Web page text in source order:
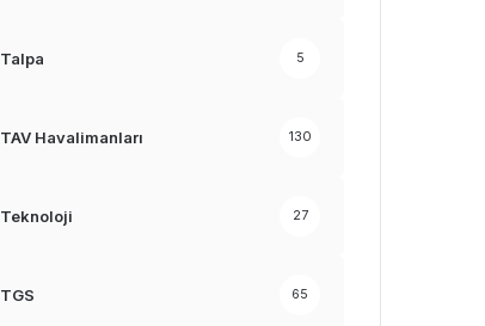
Talpa 5
TAV Havalimanları 130
Teknoloji 27
TGS 65